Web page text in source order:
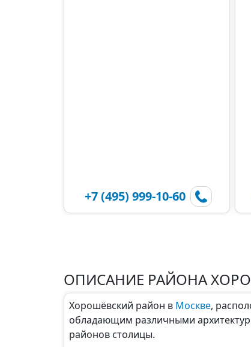
+7 (495) 999-10-60
ОПИСАНИЕ РАЙОНА
Хорошёвский район в Москве,
обладающим различными
районов столицы.